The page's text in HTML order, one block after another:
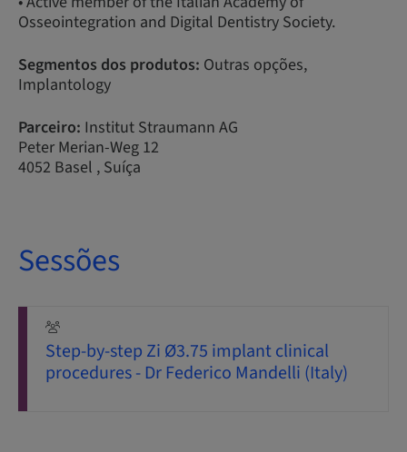
Osseointegration and Digital Dentistry Society.
Segmentos dos produtos: Outras opções,
Implantology
Parceiro: Institut Straumann AG
Peter Merian-Weg 12
4052 Basel , Suíça
Sessões
Step-by-step Zi Ø3.75 implant clinical
procedures - Dr Federico Mandelli (Italy)